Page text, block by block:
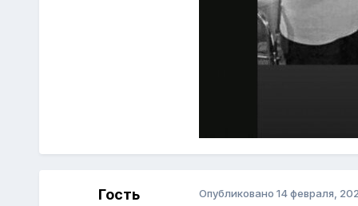
Гость Опубликовано 14 февраля,